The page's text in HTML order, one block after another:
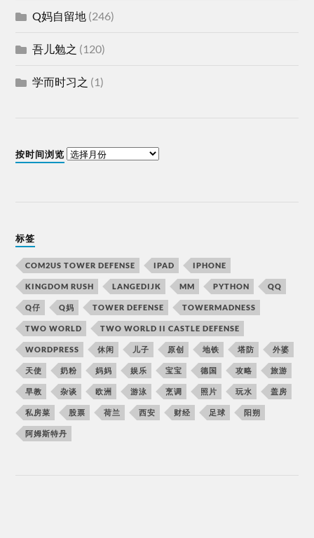
Q妈自留地 (246)
吾儿勉之 (120)
学而时习之 (1)
按时间浏览
标签
COM2US TOWER DEFENSE IPAD IPHONE
KINGDOM RUSH LANGEDIJK MM PYTHON QQ
Q仔 Q妈 TOWER DEFENSE TOWERMADNESS
TWO WORLD TWO WORLD II CASTLE DEFENSE
WORDPRESS 休闲 儿子 原创 地铁 塔防 外婆
天使 奶粉 妈妈 娱乐 宝宝 德国 攻略 旅游
早教 杂谈 欧洲 游泳 烹调 照片 玩水 盖房
私房菜 股票 荷兰 西安 财经 足球 阳朔
阿姆斯特丹